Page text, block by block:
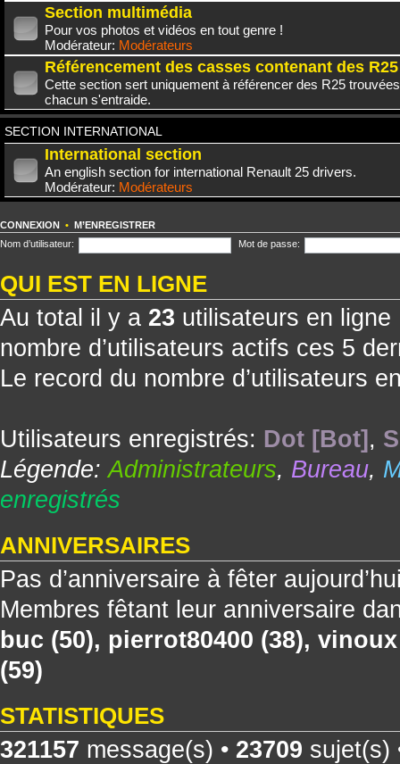
Section multimédia
Pour vos photos et vidéos en tout genre !
Modérateur: Modérateurs
Référencement des casses contenant des R25
Cette section sert uniquement à référencer des R25
chacun s'entraide.
SECTION INTERNATIONAL
International section
An english section for international Renault 25 drivers.
Modérateur: Modérateurs
CONNEXION • M’ENREGISTRER
Nom d’utilisateur:
Mot de passe:
QUI EST EN LIGNE
Au total il y a 23 utilisateurs en
nombre d’utilisateurs actifs ces 5
Le record du nombre d’utilisateurs
Utilisateurs enregistrés: Dot [Bot] ,
Légende:Administrateurs, Bureau,
enregistrés
ANNIVERSAIRES
Pas d’anniversaire à fêter
Membres fêtant leur anniversaire
buc (50), pierrot80400 (38), vinoux
(59)
STATISTIQUES
321157 message(s) • 23709 sujet(s)